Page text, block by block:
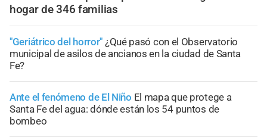
hogar de 346 familias
"Geriátrico del horror" ¿Qué pasó con el Observatorio
municipal de asilos de ancianos en la ciudad de Santa
Fe?
Ante el fenómeno de El Niño El mapa que protege a
Santa Fe del agua: dónde están los 54 puntos de
bombeo